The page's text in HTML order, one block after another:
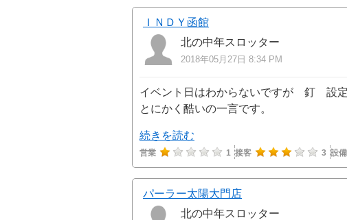
ＩＮＤＹ函館
北の中年スロッター
2018年05月27日 8:34 PM
イベント日はわからないですが 釘 設定
とにかく酷いの一言です。
続きを読む
営業 1 接客 3 設備
パーラー太陽大門店
北の中年スロッター